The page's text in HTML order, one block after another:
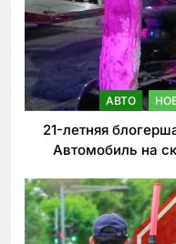
АВТО
21-летняя
Автомобиль на